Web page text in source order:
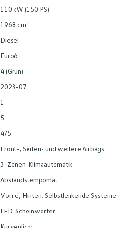
110 kW (150 PS)
1968 cm³
Diesel
Euro6
4 (Grün)
2023-07
1
5
4/5
Front-, Seiten- und weitere Airbags
3-Zonen-Klimaautomatik
Abstandstempomat
Vorne, Hinten, Selbstlenkende Systeme
LED-Scheinwerfer
Kurvenlicht